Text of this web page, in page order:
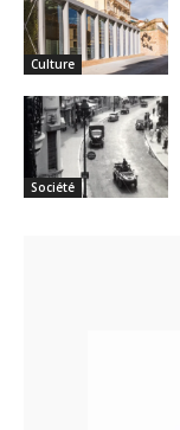
Culture
Société